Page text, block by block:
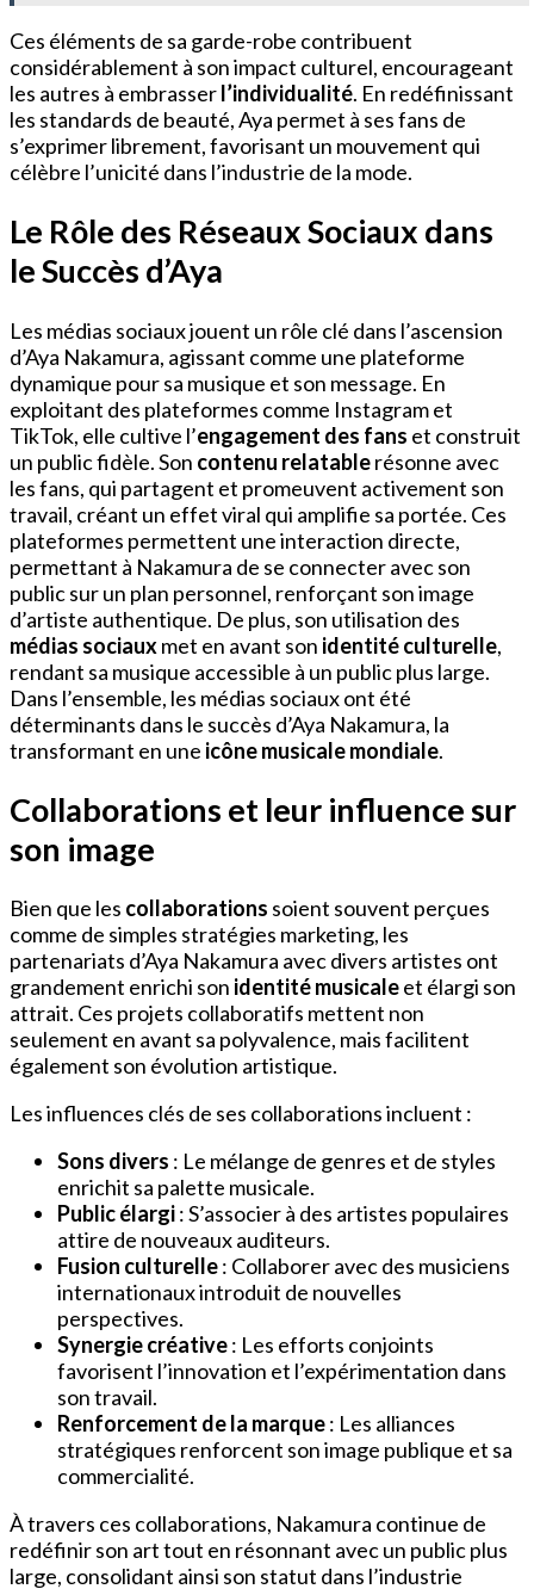
Ces éléments de sa garde-robe contribuent
considérablement à son impact culturel, encourageant
les autres à embrasserl’individualité. En redéfinissant
les standards de beauté, Aya permet à ses fans de
s’exprimer librement, favorisant un mouvement qui
célèbre l’unicité dans l’industrie de la mode.
Le Rôle des Réseaux Sociaux dans
le Succès d’Aya
Les médias sociaux jouent un rôle clé dans l’ascension
d’Aya Nakamura, agissant comme une plateforme
dynamique pour sa musique et son message. En
exploitant des plateformes comme Instagram et
TikTok, elle cultive l’engagement des fans et construit
un public fidèle. Son contenu relatablerésonne avec
les fans, qui partagent et promeuvent activement son
travail, créant un effet viral qui amplifie sa portée. Ces
plateformes permettent une interaction directe,
permettant à Nakamura de se connecter avec son
public sur un plan personnel, renforçant son image
d’artiste authentique. De plus, son utilisation des
médias sociauxmet en avant son identité culturelle,
rendant sa musique accessible à un public plus large.
Dans l’ensemble, les médias sociaux ont été
déterminants dans le succès d’Aya Nakamura, la
transformant en une icône musicale mondiale.
Collaborations et leur influence sur
son image
Bien que les collaborations soient souvent perçues
comme de simples stratégies marketing, les
partenariats d’Aya Nakamura avec divers artistes ont
grandement enrichi son identité musicaleet élargi son
attrait. Ces projets collaboratifs mettent non
seulement en avant sa polyvalence, mais facilitent
également son évolution artistique.
Les influences clés de ses collaborations incluent :
Sons divers : Le mélange de genres et de styles
enrichit sa palette musicale.
Public élargi: S’associer à des artistes populaires
attire de nouveaux auditeurs.
Fusion culturelle: Collaborer avec des musiciens
internationaux introduit de nouvelles
perspectives.
Synergie créative: Les efforts conjoints
favorisent l’innovation et l’expérimentation dans
son travail.
Renforcement de la marque: Les alliances
stratégiques renforcent son image publique et sa
commercialité.
À travers ces collaborations, Nakamura continue de
redéfinir son art tout en résonnant avec un public plus
large, consolidant ainsi son statut dans l’industrie